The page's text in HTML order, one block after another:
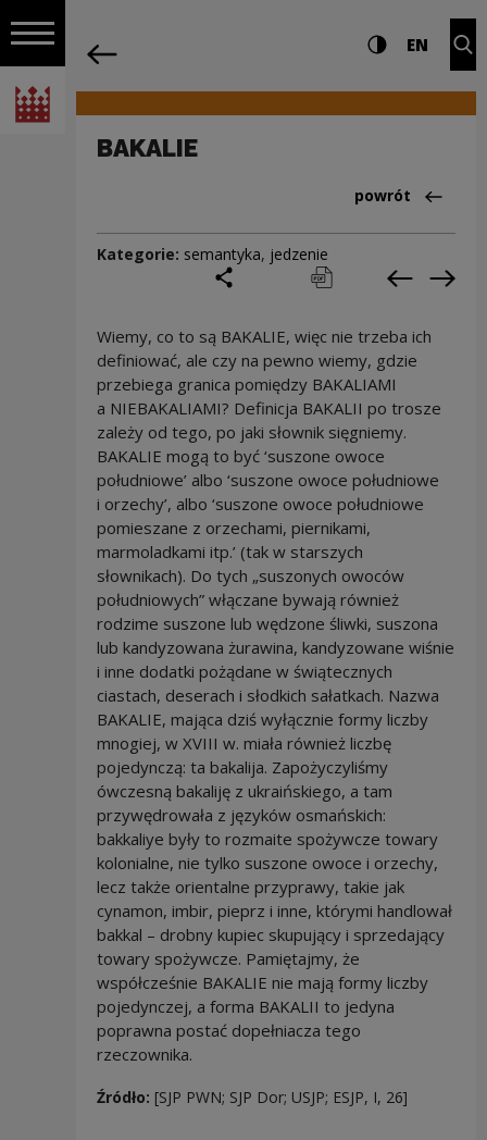
Włącz nawigację
Narodowe Centrum Kultury
Nawigacja Ustawienia i Wysoki
EN
BAKALIE
Powrót
powrót
Kategorie: semantyka, jedzenie
podziel się
drukuj pobierz
Wiemy, co to są BAKALIE, więc nie trzeba ich
definiować, ale czy na pewno wiemy, gdzie
przebiega granica pomiędzy BAKALIAMI
a NIEBAKALIAMI? Definicja BAKALII po trosze
zależy od tego, po jaki słownik sięgniemy.
BAKALIE mogą to być ‘suszone owoce
południowe’ albo ‘suszone owoce południowe
i orzechy’, albo ‘suszone owoce południowe
pomieszane z orzechami, piernikami,
marmoladkami itp.’ (tak w starszych
słownikach). Do tych „suszonych owoców
południowych” włączane bywają również
rodzime suszone lub wędzone śliwki, suszona
lub kandyzowana żurawina, kandyzowane wiśnie
i inne dodatki pożądane w świątecznych
ciastach, deserach i słodkich sałatkach. Nazwa
BAKALIE, mająca dziś wyłącznie formy liczby
mnogiej, w XVIII w. miała również liczbę
pojedynczą: ta bakalija. Zapożyczyliśmy
ówczesną bakaliję z ukraińskiego, a tam
przywędrowała z języków osmańskich:
bakkaliye były to rozmaite spożywcze towary
kolonialne, nie tylko suszone owoce i orzechy,
lecz także orientalne przyprawy, takie jak
cynamon, imbir, pieprz i inne, którymi handlował
bakkal – drobny kupiec skupujący i sprzedający
towary spożywcze. Pamiętajmy, że
współcześnie BAKALIE nie mają formy liczby
pojedynczej, a forma BAKALII to jedyna
poprawna postać dopełniacza tego
rzeczownika.
Źródło: [SJP PWN; SJP Dor; USJP; ESJP, I, 26]